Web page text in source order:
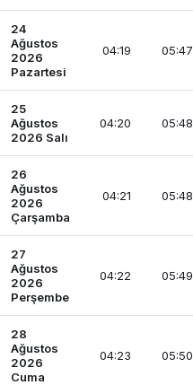
24
Ağustos
2026
Pazartesi
04:19 05:47
25
Ağustos
2026 Salı
04:20 05:48
26
Ağustos
2026
Çarşamba
04:21 05:48
27
Ağustos
2026
Perşembe
04:22 05:49
28
Ağustos
2026
Cuma
04:23 05:50